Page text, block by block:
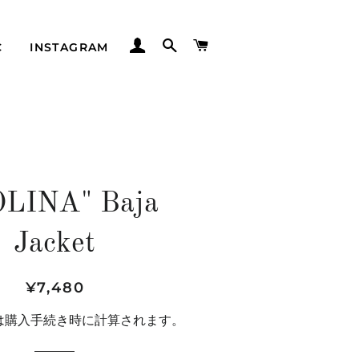
INSTAGRAM ログイン
検索
Baja
Jacket
通
価
販
価
¥7,480
購入手続き時に計算されます。